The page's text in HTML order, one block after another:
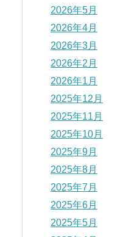
2026年5月
2026年4月
2026年3月
2026年2月
2026年1月
2025年12月
2025年11月
2025年10月
2025年9月
2025年8月
2025年7月
2025年6月
2025年5月